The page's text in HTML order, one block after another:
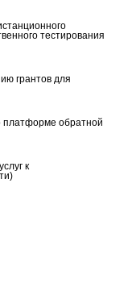
тестирования
грантов для
платформе обратной
к